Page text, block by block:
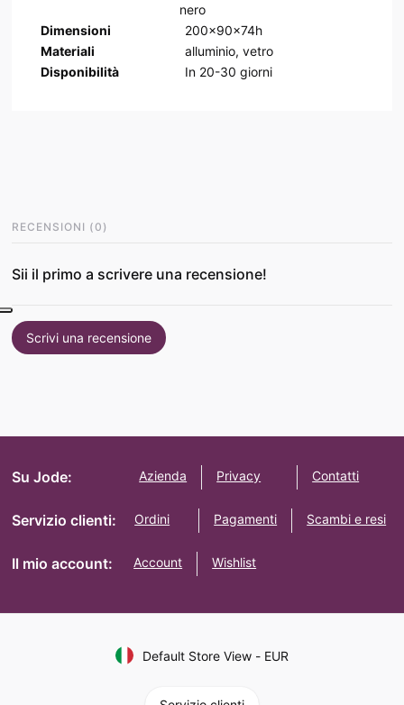
nero
Dimensioni
200x90x74h
Materiali
alluminio, vetro
Disponibilità
In 20-30 giorni
RECENSIONI (0 )
Sii il primo a scrivere una recensione!
Scrivi una recensione
Su Jode: Azienda Privacy Contatti
Servizio clienti: Ordini Pagamenti Scambi e resi
Il mio account: Account Wishlist
Default Store View- EUR